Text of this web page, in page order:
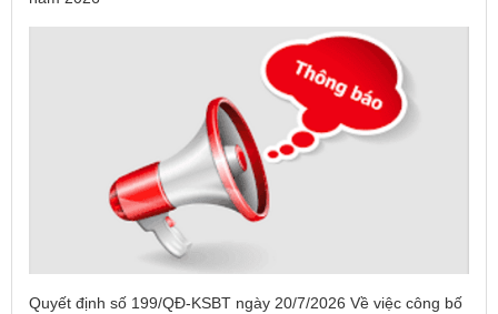
Quyết định số 199/QĐ-KSBT ngày 20/7/2026 Về việc công bố